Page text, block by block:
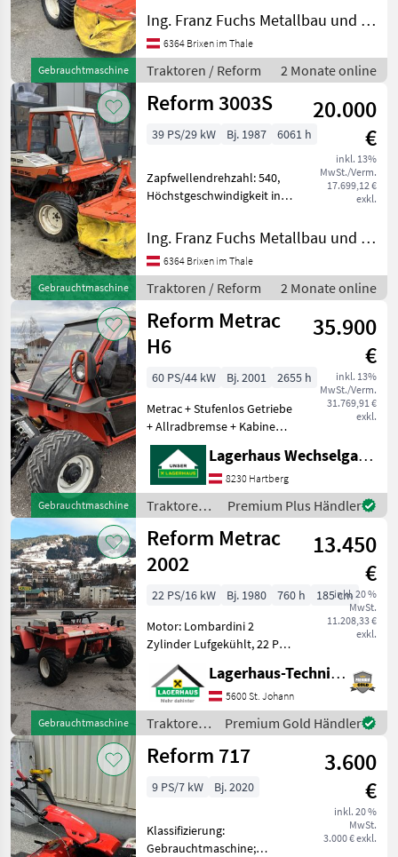
Gebrauchtmaschine
Kabine,
Zapfwellendrehzahl: 540,
Höchstgeschwindigkeit in
km/h: 25 km/h,
Bolzengröße
Anhängevorricht
Ing. Franz Fuchs Metallbau und Landtechnik GmbH & CoKG
6364 Brixen im Thale
Traktoren / Reform 2 Monate online
Gebrauchtmaschine
Reform 3003S
20.000
€
inkl. 13%
MwSt./Verm.
17.699,12 €
exkl.
39 PS/29 kW Bj. 1987 6061 h
Zapfwellendrehzahl: 540,
Höchstgeschwindigkeit in
Landmaschine:
Schaltgetriebe, Antrieb:
Allrad, Plattform: Kabine, 4-
Rad Bremse,
Fahrzeugpapier
Ing. Franz Fuchs Metallbau und Landtechnik GmbH & CoKG
6364 Brixen im Thale
Traktoren / Reform 2 Monate online
Gebrauchtmaschine
Reform Metrac
H6
35.900
€
inkl. 13%
MwSt./Verm.
31.769,91 €
exkl.
60 PS/44 kW Bj. 2001
2655 h
Metrac + Stufenlos Getriebe
+ Allradbremse + Kabine
geschlossen mit Heizung +
Dachluke + Radio mit
Lautsprecher +
Batteriehauptschalter +
Bereifung Alliance
Lagerhaus Wechselgau reg. Gen.m.b.H.
8230 Hartberg
Traktoren /
Reform
Premium Plus Händler
Gebrauchtmaschine
Reform Metrac
2002
13.450
€
inkl. 20 %
MwSt.
11.208,33 €
exkl.
22 PS/16 kW Bj. 1980 760 h
185 cm
Motor: Lombardini 2
Zylinder Lufgekühlt, 22 PS,
Eigengewicht: 860kg, Front-
& Heckhubwerk, Großes
Service frisch gemacht,
guter Zustand nur 760
Stunden! Mit Type
Lagerhaus-Technik St. Johann
5600 St. Johann
Traktoren
/ Reform
Premium Gold Händler
Reform 717
3.600
€
inkl. 20 %
MwSt.
3.000 € exkl.
9 PS/7 kW Bj. 2020
Klassifizierung:
Gebrauchtmaschine;